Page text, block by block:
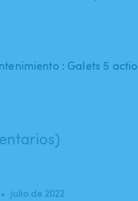
: Galets 5
• julio de 2022